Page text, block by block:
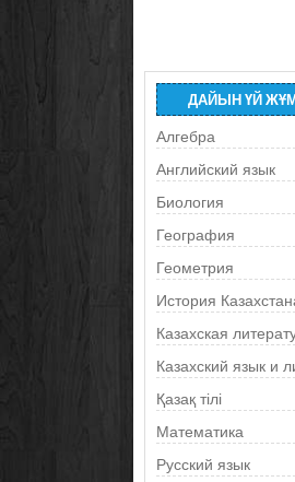
ДАЙЫН ҮЙ
Алгебра
Английский язык
Биология
География
Геометрия
История
Казахская
Казахский язык и
Қазақ тілі
Математика
Русский язык